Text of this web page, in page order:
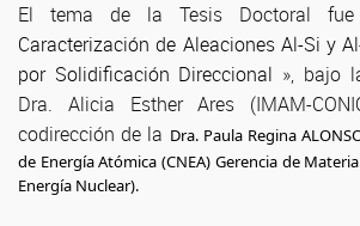
El tema de la Tesis Doctoral
Caracterización de Aleaciones Al-Si y
por Solidificación Direccional », bajo
Dra. Alicia Esther Ares (IMAM-
codirección de la Dra. Paula Regina
de Energía Atómica (CNEA) Gerencia de
Energía Nuclear).